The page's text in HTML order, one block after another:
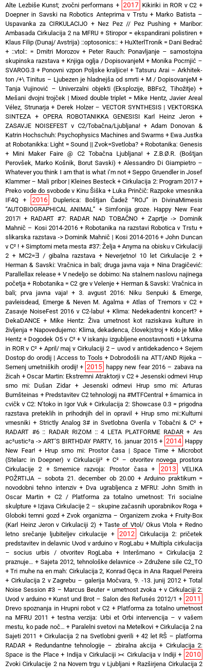
Alte Lezbiše Kunst; zvočni performans + 2017 Kikiriki in ROR v C2 +
Doepner in Savski na Robotics Anteprima v Trstu+ Marko Batista –
Uspavanka za CIRKULACIJO + Nez Pez // Pez Pushing+ Maribor:
Ambasada Cirkulacija 2 na MFRU + Stiropor = ekspandirani polistiren +
Klaus Filip (Dunaj/ Avstrija) ::optosonics:: + HuXterlTronik = Dani Bedrač
+ ::vtol:: = Dmitri Morozov + Peter Rauch: Ponavljanje – samostojna
skupinska razstava+ Knjiga oglja / DopisovanjeM + Monika Pocrnjić –
SVAROG.3 + Ponovni vzpon Poljske kraljice! +Tatsuru Arai – Arkhitek-
ton /+\ Tinitus – Ljubezen je hladnejša od smrti + M / DopisovanjeM +
Tanja Vujinović – Univerzalni objekti (Eksplozije, BBFs2, Tihožitje) +
Mešani dvojni trojček | Mixed double triplet = Mike Hentz, Javier Areal
Vélez, Strunarja+ Derek Holzer – VECTOR SYNTHESIS | VEKTORSKA
SINTEZA + OPERA ROBOTANIKKA GENESISI Karl Heinz Jeron +
ZASAVJE NOISEFEST v C2/Tobačna/Ljubljana!+ Adam Donovan &
Katrin Hochschuh: Psychophysics Machines and Swarms + Ewa Justka
at Robotanikka: Light = Sound || Zvok=Svetloba? + Robotanika: Genesis
+ Mini Maker Faire @ C2 Tobačna Ljubljana!+ Z.B.Ø.R. (Boštjan
Perovšek, Marko Košnik, Borut Savski) +Alessandro Di Giampietro –
Whatever you think I am that is what i’m not+Seppo Gruendler in Josef
Klammer – Mali pribor | Kleines Besteck +Cirkulacija 2: Program 2017+
Preko vode do svobode v Kinu Šiška + Luka Prinčič: Razpoke vmesnika
IF4Q + 2016
Duplerica: Boštjan Čadež “ROJ” in DivinaMimesis
“AUTOBIOGRAPHICAL ANIMAL” + Simfonija groze. Happy New Fear
2017! + RADART #7: RADAR NAD TOBAČNO + Zaprtje -> Dominik
Mahnič – Kosi 2014-2016+ Robotanika na razstavi Robotica v Trstu+
slikarska razstava -> Dominik Mahnič | Kosi 2014-2016+John Duncan
v C² ! + Simptomi meta mesta #37: Želja+Anyma na obisku v Cirkulaciji
2 + MC2=Ǝ / gibalna razstava+ Neverjetno! 10 let Cirkulacije 2 +
Herman & Savski: Vračnica in bali; druga javna vaja + Nina Dragičević:
Parallellax release+ V nedeljo se dobimo: Na stalnem naslovu najinega
početja + Robotanika = C2 gre v Velenje + Herman & Savski: Vračnica in
bali; prva javna vaja!+ 3. avgust 2016: Niku Senpuki & Emerge,
pavleisdead, Emerge & Neven M. Agalma+ Atlas of Tremors v C2+
Zasavje NoiseFest 2016 v C2-labu! + Klima: Nedekadentni koncert? +
DekaDANCE + Mike Hentz: Živa umetnost kot raziskava kulture in
življenja + Napovedujemo: Klima, dekadenca, človek|stroj+ Kdo je Mike
Hentz + Dogodek O5 v C²+ V iskanju izgubljene enostavnosti + Urkuma
in ROR v C² + April/ maj v Cirkulaciji 2 – uvod v antidekadenco+Sejem
Dostop do orodij | Access to Tools + Dobrodošli na ATT/AND Rijeka –
Semenj umetniških orodij!+ 2015
happy new fear 2016 – zabava na
žicah +Oscar Martin: Ekstremni Atraktorji v C2+ Jesenski odmevi Hrup
smo mi: Dušan Zidar+ Jesenski odmevi Hrup smo mi: Arturas
Bumšteinas + Predstavitev C2 tehnologij na #MTFCentral +šmarnica in
cvičk v C2: N’toko in Igor Vuk +Cirkulacija 2: Showcase 0.3 = prigodna
razstava preteklih in prihodnjih del in opravil + Hrup smo mi::Kulturni
vmesniki + Strictly Analog 3# in Svetlobna Gverila v Tobačni & C² +
RADART #6 :: RADAR RIZOM :: 4 LETA PLATFORME RADAR+Ars
ac²ustic²a -> ART’S BIRTHDAY PARTY, 16. januar 2015 + 2014 Happy
New Fear!+ Hrup smo mi: Prostor časa | Space Time+ Microbot
(Stelarc in Doepner) v Cirkulaciji²+C² – otvoritev novega prostora
Cirkulacije 2+Smernice razvoja: Prostor časa+ 2013
VELIKA
POŽRTIJA – sobota 21. december ob 20.00 + Arduino praktikum =
novodobni tehno intenziv+ Dva ugrabljenca z MFRU: John Smith in
Oscar Martin + C2 / Platforma za totalno umetnost: Tri socialne
skulpture + Izjava Cirkulacije 2 – skupine začasnih uporabnikov Roga +
Globoki temni gozd +Zvok organizma – Organizem zvoka + Fruity-Box
(Karl Heinz Jeron v Cirkulaciji 2) +Taste of Vtol/ Okus Vtola + Redno
letno srečanje ljubiteljev cirkulacije + 2012
Cirkulacija 2: pričetek
predstavitev in delavnic Uvod v arduino v RogLabu+ Multipla cirkulacija
– socius urbis / otvoritev RogLaba + Interšmano = Cirkulacija 2
praznuje… + Sajeta 2012, tehnološke delavnice -> Združene sile C2_TO
+Tri muhe na en mah: Cirkulacija 2, Konrad Gęca in Ana Raquel Pereira
+ Cirkulacija 2 v Zagrebu – galerija Močvara, 9. -13. junij 2012+Total
Noise Session #3 – Marcus Beuter = umetnost zvoka + v Cirkulaciji 2:
Uvod v arduino+ Kunst und Brot – Salon des Refusés 2012/1 + 2011
Drevo spoznanja in Hrupni robot v C2 + Platforma za totalno umetnost
na MFRU 2011 +testna verzija: Urbi et Orbi intervencija – v vašem
mestu, ko pade noč… + Paralelni svetovi na Metelkovi + Cirkulacija 2 na
Sajeti 2011 +Cirkulacija 2 na Svetlobni gverili +42 let RŠ – platforma
RADAR + Redundantne tehnologije – zbiralna akcija + Cirkulacija 2:
Space is the Place+ Indija v Cirkulaciji >< Cirkulacija v Indiji+ 2010
Zvoki Cirkulacije 2 na Novem trgu v Ljubljani+ Razširjena Cirkulacija 2